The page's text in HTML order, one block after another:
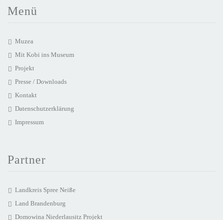
Menü
Muzea
Mit Kobi ins Museum
Projekt
Presse / Downloads
Kontakt
Datenschutzerklärung
Impressum
Partner
Landkreis Spree Neiße
Land Brandenburg
Domowina Niederlausitz Projekt